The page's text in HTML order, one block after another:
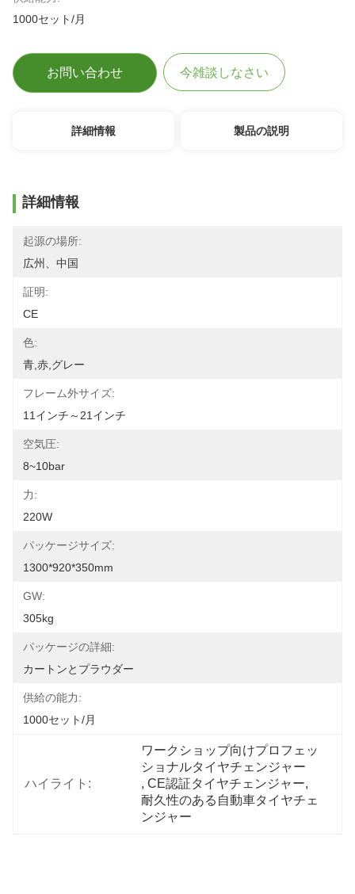
1000セット/月
お問い合わせ 今雑談しなさい
詳細情報 製品の説明
詳細情報
起源の場所:
広州、中国
証明:
CE
色:
青,赤,グレー
フレーム外サイズ:
11インチ～21インチ
空気圧:
8~10bar
力:
220W
パッケージサイズ:
1300*920*350mm
GW:
305kg
パッケージの詳細:
カートンとプラウダー
供給の能力:
1000セット/月
ハイライト:
ワークショップ向けプロフェッ
ショナルタイヤチェンジャー
, CE認証タイヤチェンジャー,
耐久性のある自動車タイヤチェ
ンジャー